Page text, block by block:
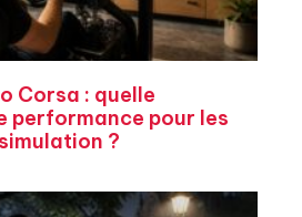
Corsa : quelle
performance pour les
?